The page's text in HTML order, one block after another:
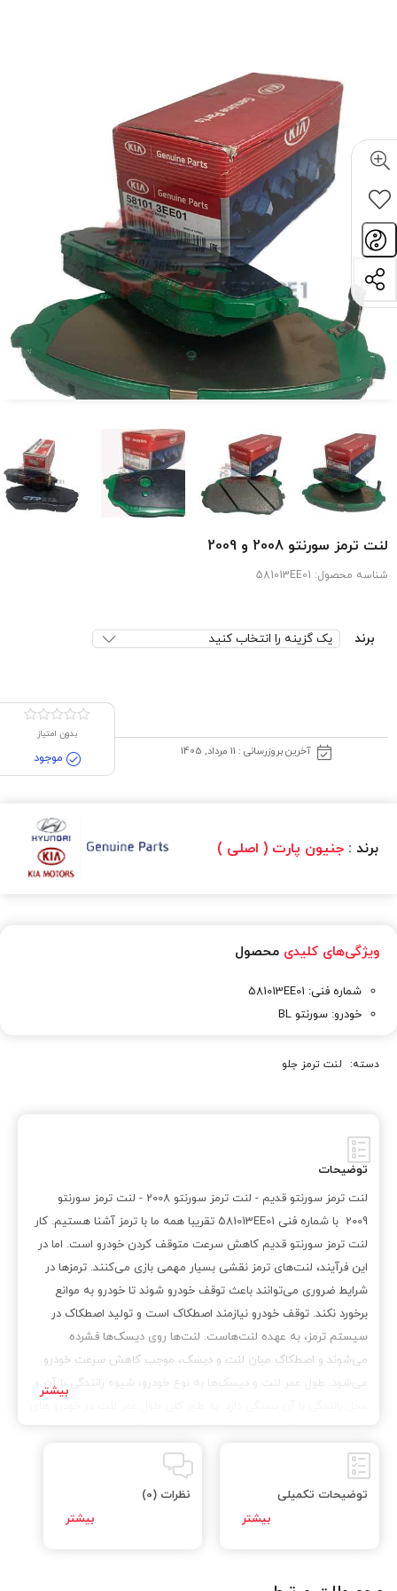
لنت ترمز سورنتو 2008 و 2009
شناسه محصول: 581013EE01
برند
آخرین بروزرسانی : 11 مرداد, 1405
بدون امتیاز
موجود
برند :جنیون پارت ( اصلی )
ویژگی‌های کلیدی محصول
شماره فنی: 581013EE01
خودرو: سورنتو BL
دسته: لنت ترمز جلو
توضیحات
لنت ترمز سورنتو قدیم - لنت ترمز سورنتو 2008 - لنت ترمز سورنتو
2009 با شماره فنی 581013EE01 تقریبا همه ما با ترمز آشنا هستیم. کار
لنت ترمز سورنتو قدیم کاهش سرعت متوقف کردن خودرو است. اما در
این فرآیند، لنت‌های ترمز نقشی بسیار مهمی بازی می‌کنند. ترمزها در
شرایط ضروری می‌توانند باعث توقف خودرو شوند تا خودرو به موانع
برخورد نکند. توقف خودرو نیازمند اصطکاک است و تولید اصطکاک در
سیستم ترمز، به عهده لنت‌هاست. لنت‌ها روی دیسک‌ها فشرده
می‌شوند و اصطکاک میان لنت و دیسک، موجب کاهش سرعت خودرو
می‌شود. طول عمر لنت و دیسک‌ها به نوع خودرو، شیوه رانندگی با آن و
سواری برآورد می‌شود. اما زمان مناسب برای تعویض لنت ترمز سورنتو
2008 کاملا بستگی به شما دارد و عوامل متعددی بر آن اثر می‌گذارند.
عوامل مصرف لنت ترمز سورنتو 2009 رانندگی در اتوبان ها نسبت به داخل
شهر و رانندگی در ترافیک مصرف لنت کمتری دارد. در مناطق داخلی
توضیحات تکمیلی نظرات (0)